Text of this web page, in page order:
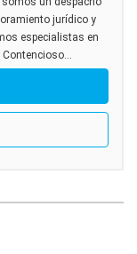
jurídico y
especialistas en
Contencioso...